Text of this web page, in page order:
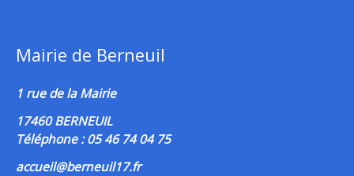
Mairie de Berneuil
1 rue de la Mairie
17460 BERNEUIL
Téléphone : 05 46 74 04 75
accueil@berneuil17.fr